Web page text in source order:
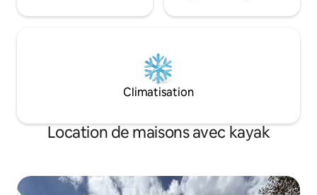
Climatisation
Location de maisons avec kayak